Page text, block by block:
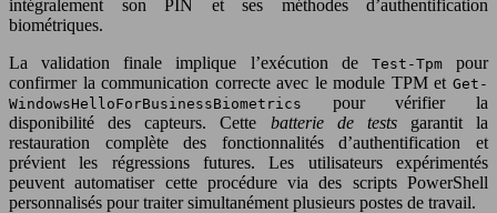
intégralement son PIN et ses méthodes d’authentification
biométriques.
La validation finale implique l’exécution de Test-Tpmpour
confirmer la communication correcte avec le module TPM et Get-
WindowsHelloForBusinessBiometrics
pour vérifier la
disponibilité des capteurs. Cette batterie de testsgarantit la
restauration complète des fonctionnalités d’authentification et
prévient les régressions futures. Les utilisateurs expérimentés
peuvent automatiser cette procédure via des scripts PowerShell
personnalisés pour traiter simultanément plusieurs postes de travail.